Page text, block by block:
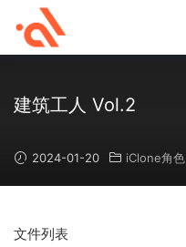
建筑工人 Vol.2
2024-01-20 iClone角色
文件列表